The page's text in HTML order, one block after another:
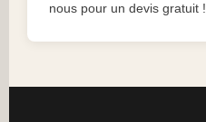
nous pour un devis gratuit !